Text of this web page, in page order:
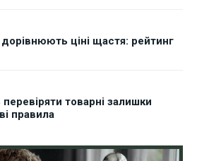
ціні щастя: рейтинг
товарні залишки
правила